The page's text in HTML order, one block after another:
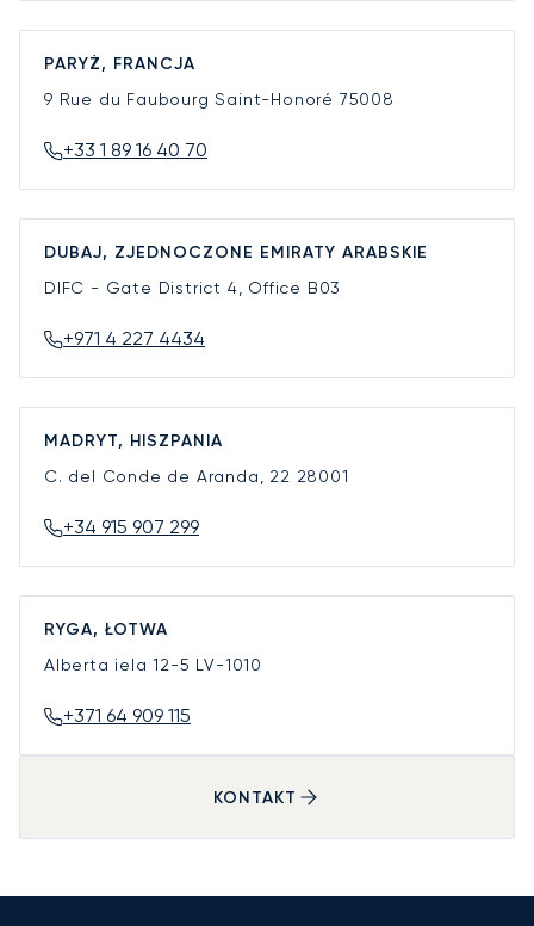
PARYŻ, FRANCJA
9 Rue du Faubourg Saint-Honoré 75008
+33 1 89 16 40 70
DUBAJ, ZJEDNOCZONE EMIRATY ARABSKIE
DIFC - Gate District 4, Office B03
+971 4 227 4434
MADRYT, HISZPANIA
C. del Conde de Aranda, 22 28001
+34 915 907 299
RYGA, ŁOTWA
Alberta iela 12-5 LV-1010
+371 64 909 115
KONTAKT